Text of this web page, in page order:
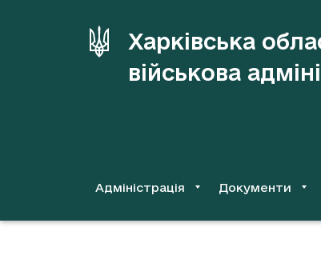
Харківська
військова
Адміністрація Документи